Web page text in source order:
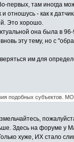
там иногда
отношусь - как к
Это хорошо.
она была в
эту тему, но с
им для
подобных субъектов.
Здесь на форуме у
хуже, ИХ стало